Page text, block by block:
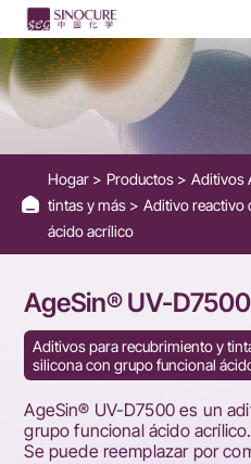
AgeSin®
UV-
D7500
Hogar Productos
Aditivos
tintas y más
Aditivo reactivo
ácido acrílico
AgeSin® UV-D7500
Aditivos para recubrimiento y
silicona con grupo funcional
AgeSin® UV-D7500 es un
grupo funcional ácido acrílico.
Se puede reemplazar por